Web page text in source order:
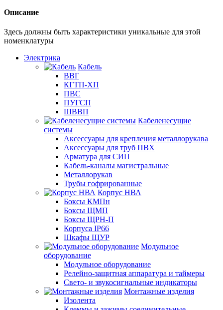
Описание
Здесь должны быть характеристики уникальные для этой
номенклатуры
Электрика
Кабель
ВВГ
КГТП-ХП
ПВС
ПУГСП
ШВВП
Кабеленесущие
системы
Аксессуары для крепления металлорукава
Аксессуары для труб ПВХ
Арматура для СИП
Кабель-каналы магистральные
Металлорукав
Трубы гофрированные
Корпус НВА
Боксы КМПн
Боксы ЩМП
Боксы ЩРН-П
Корпуса IP66
Шкафы ЩУР
Модульное
оборудование
Модульное оборудование
Релейно-защитная аппаратура и таймеры
Свето- и звукосигнальные индикаторы
Монтажные изделия
Изолента